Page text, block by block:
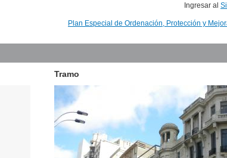
Ingresar al
Plan Especial de Ordenación, Protección y
Tramo